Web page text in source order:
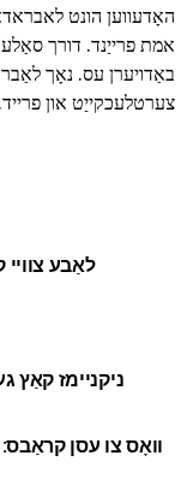
האָדעווען הונט
אמת פרייַנד. דורך
באַדויערן עס. נאָך
צערטלעכקייַט און פרייד.
לאַבע צוויי
ניקניימז קאַץ
וואָס צו עסן קראַבס: